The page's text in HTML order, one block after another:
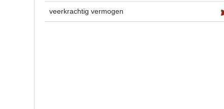
veerkrachtig vermogen